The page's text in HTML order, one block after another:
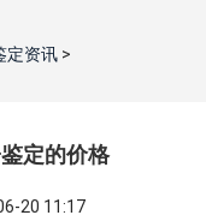
定资讯>
定的价格
20 11:17